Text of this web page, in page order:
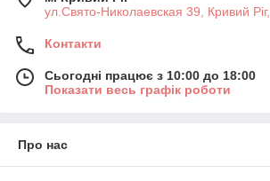
ул.Свято-Николаевская 39, Кривий
Контакти
Сьогодні працює з 10:00 до 18:00
Показати весь графік роботи
Про нас